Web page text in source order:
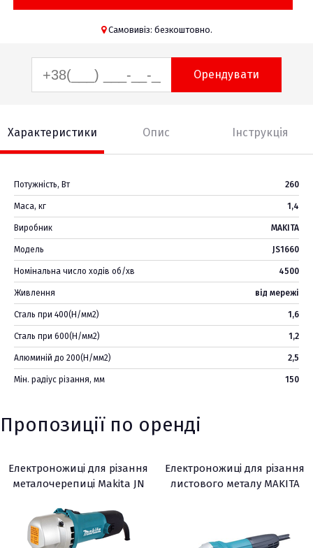
Самовивіз: безкоштовно.
Орендувати
Характеристики Опис Інструкція
Потужність, Вт 260
Маса, кг 1,4
Виробник MAKITA
Модель JS1660
Номінальна число ходів об/хв 4500
Живлення від мережі
Сталь при 400(Н/мм2) 1,6
Сталь при 600(Н/мм2) 1,2
Алюминій до 200(Н/мм2) 2,5
Мін. радіус різання, мм 150
Пропозиції по оренді
Електроножиці для різання
металочерепиці Makita JN
Електроножиці для різання
листового металу MAKITA